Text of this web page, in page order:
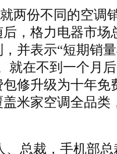
两份不同的空调
，格力电器市场
并表示“短期销
就在不到一个月
修升级为十年免
米家空调全品类
、总裁，手机部